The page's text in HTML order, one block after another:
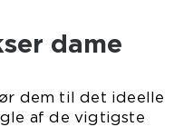
dame
dem til det ideelle
af de vigtigste